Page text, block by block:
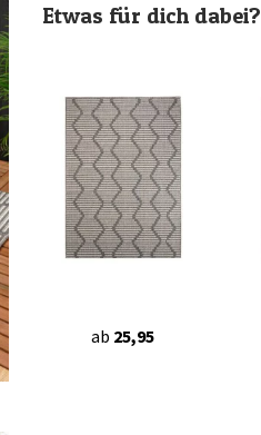
Etwas für dich dabei?
ab 25,95